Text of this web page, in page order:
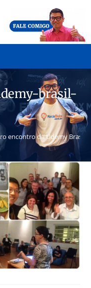
brasil-
encontro da Udemy Brasil